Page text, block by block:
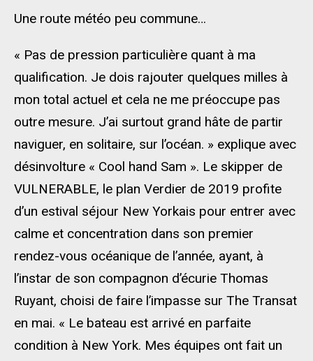
Une route météo peu commune…
« Pas de pression particulière quant à ma
qualification. Je dois rajouter quelques milles à
mon total actuel et cela ne me préoccupe pas
outre mesure. J’ai surtout grand hâte de partir
naviguer, en solitaire, sur l’océan. » explique avec
désinvolture « Cool hand Sam ». Le skipper de
VULNERABLE, le plan Verdier de 2019 profite
d’un estival séjour New Yorkais pour entrer avec
calme et concentration dans son premier
rendez-vous océanique de l’année, ayant, à
l’instar de son compagnon d’écurie Thomas
Ruyant, choisi de faire l’impasse sur The Transat
en mai. « Le bateau est arrivé en parfaite
condition à New York. Mes équipes ont fait un